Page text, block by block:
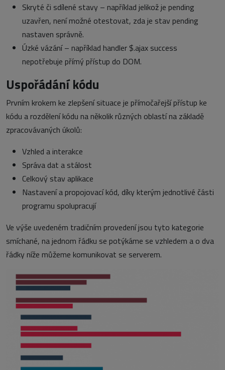
Skryté či sdílené stavy – například jelikož je pending
uzavřen, není možné otestovat, zda je stav pending
nastaven správně.
Úzké vázání – například handler $.ajax success
nepotřebuje přímý přístup do DOM.
Uspořádání kódu
Prvním krokem ke zlepšení situace je přímočařejší přístup ke
kódu a rozdělení kódu na několik různých oblastí na základě
zpracovávaných úkolů:
Vzhled a interakce
Správa dat a stálost
Celkový stav aplikace
Nastavení a propojovací kód, díky kterým jednotlivé části
programu spolupracují
Ve výše uvedeném tradičním provedení jsou tyto kategorie
smíchané, na jednom řádku se potýkáme se vzhledem a o dva
řádky níže můžeme komunikovat se serverem.